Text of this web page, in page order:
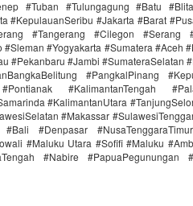
#Tuban #Tulungagung #Batu
#KepulauanSeribu #Jakarta #Barat
#Tangerang #Cilegon #Serang
#Yogyakarta #Sumatera #Aceh
#Pekanbaru #Jambi #SumateraSelatan
#PangkalPinang
#KalimantanTengah
#KalimantanUtara
#Makassar
#Denpasar
#Maluku Utara #Sofifi #Maluku
#Nabire #PapuaPegunungan